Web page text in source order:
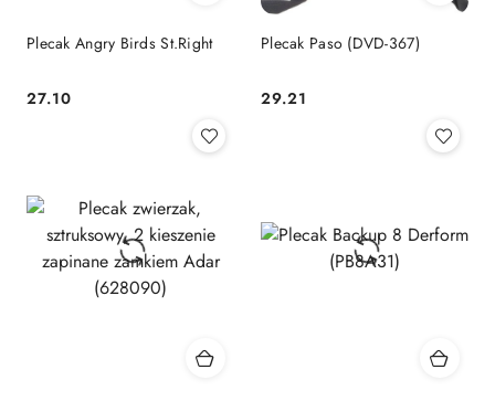
Plecak Angry Birds St.Right
Cena:
27.10
Plecak Paso (DVD-367)
Cena:
29.21